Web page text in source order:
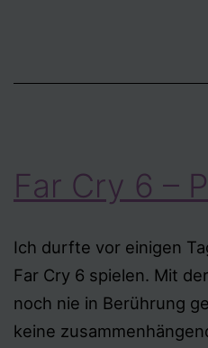
Far Cry 6 –
Ich durfte vor einigen
Far Cry 6 spielen. Mit
noch nie in Berührung
keine